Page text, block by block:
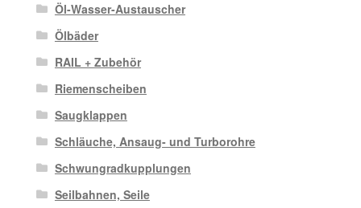
Öl-Wasser-Austauscher
Ölbäder
RAIL + Zubehör
Riemenscheiben
Saugklappen
Schläuche, Ansaug- und Turborohre
Schwungradkupplungen
Seilbahnen, Seile